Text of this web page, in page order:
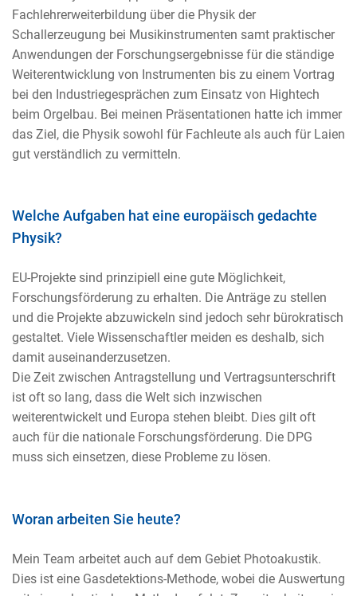
Fachlehrerweiterbildung über die Physik der
Schallerzeugung bei Musikinstrumenten samt praktischer
Anwendungen der Forschungsergebnisse für die ständige
Weiterentwicklung von Instrumenten bis zu einem Vortrag
bei den Industriegesprächen zum Einsatz von Hightech
beim Orgelbau. Bei meinen Präsentationen hatte ich immer
das Ziel, die Physik sowohl für Fachleute als auch für Laien
gut verständlich zu vermitteln.
Welche Aufgaben hat eine europäisch gedachte
Physik?
EU-Projekte sind prinzipiell eine gute Möglichkeit,
Forschungsförderung zu erhalten. Die Anträge zu stellen
und die Projekte abzuwickeln sind jedoch sehr bürokratisch
gestaltet. Viele Wissenschaftler meiden es deshalb, sich
damit auseinanderzusetzen.
Die Zeit zwischen Antragstellung und Vertragsunterschrift
ist oft so lang, dass die Welt sich inzwischen
weiterentwickelt und Europa stehen bleibt. Dies gilt oft
auch für die nationale Forschungsförderung. Die DPG
muss sich einsetzen, diese Probleme zu lösen.
Woran arbeiten Sie heute?
Mein Team arbeitet auch auf dem Gebiet Photoakustik.
Dies ist eine Gasdetektions-Methode, wobei die Auswertung